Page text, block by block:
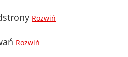
Rozwiń
Rozwiń